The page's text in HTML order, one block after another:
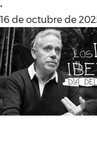
•
16 de octubre de